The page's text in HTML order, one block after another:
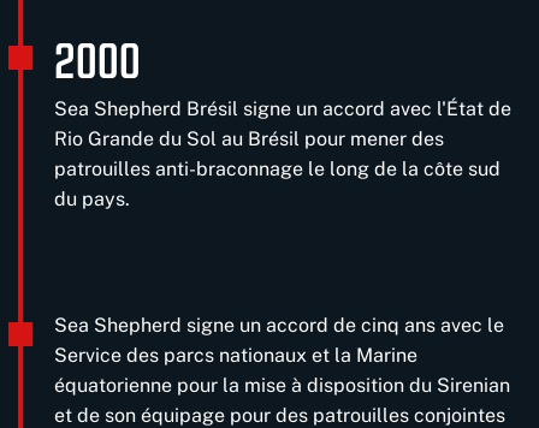
2000
Sea Shepherd Brésil signe un accord avec l'État de
Rio Grande du Sol au Brésil pour mener des
patrouilles anti-braconnage le long de la côte sud
du pays.
Sea Shepherd signe un accord de cinq ans avec le
Service des parcs nationaux et la Marine
équatorienne pour la mise à disposition du Sirenian
et de son équipage pour des patrouilles conjointes